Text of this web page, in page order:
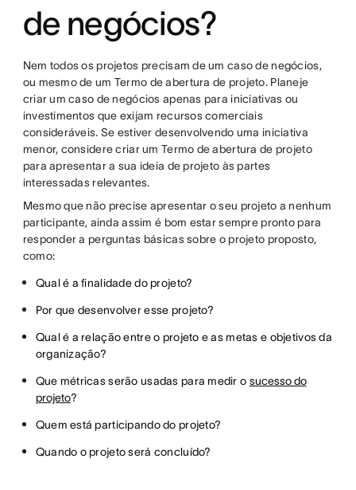
de negócios?
Nem todos os projetos precisam de um caso de negócios,
ou mesmo de um Termo de abertura de projeto. Planeje
criar um caso de negócios apenas para iniciativas ou
investimentos que exijam recursos comerciais
consideráveis. Se estiver desenvolvendo uma iniciativa
menor, considere criar um Termo de abertura de projeto
para apresentar a sua ideia de projeto às partes
interessadas relevantes.
Mesmo que não precise apresentar o seu projeto a nenhum
participante, ainda assim é bom estar sempre pronto para
responder a perguntas básicas sobre o projeto proposto,
como:
Qual é a finalidade do projeto?
Por que desenvolver esse projeto?
Qual é a relação entre o projeto e as metas e objetivos da
organização?
Que métricas serão usadas para medir o sucesso do
projeto?
Quem está participando do projeto?
Quando o projeto será concluído?